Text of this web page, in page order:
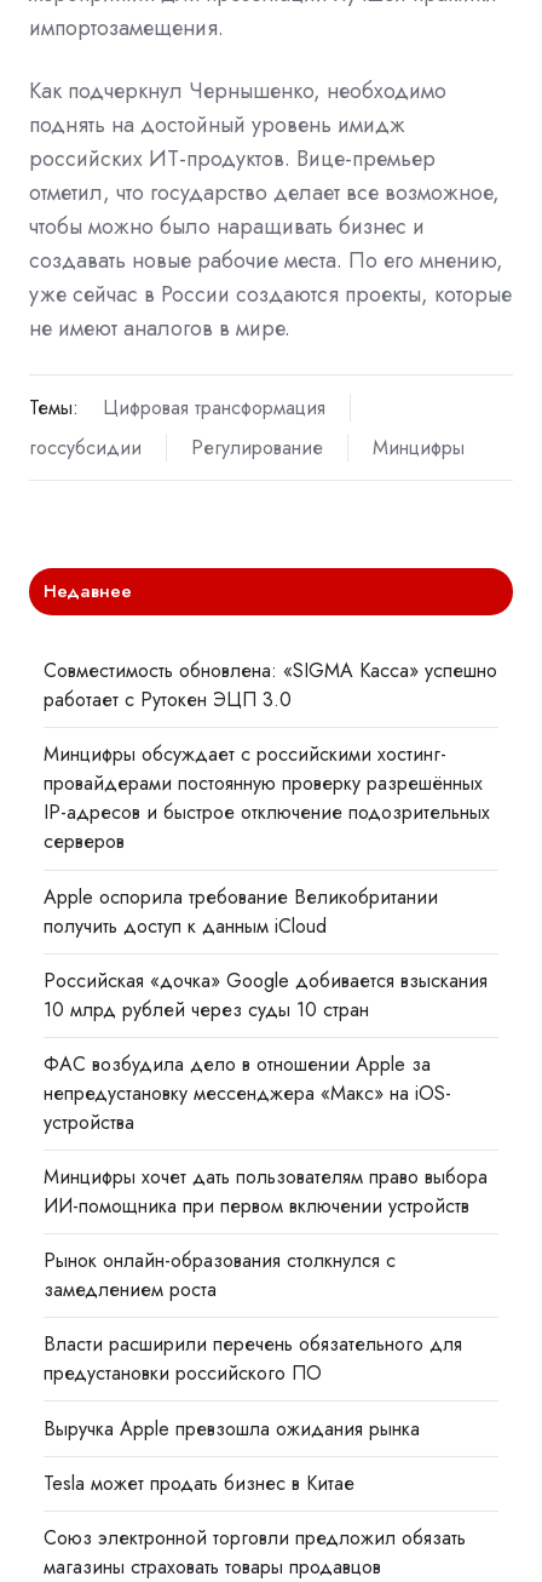
импортозамещения.
Как подчеркнул Чернышенко, необходимо
поднять на достойный уровень имидж
российских ИТ-продуктов. Вице-премьер
отметил, что государство делает все возможное,
чтобы можно было наращивать бизнес и
создавать новые рабочие места. По его мнению,
уже сейчас в России создаются проекты, которые
не имеют аналогов в мире.
Темы:
Цифровая трансформация
госсубсидии
Регулирование Минцифры
Недавнее
Совместимость обновлена: «SIGMA Касса» успешно
работает с Рутокен ЭЦП 3.0
Минцифры обсуждает с российскими хостинг-
провайдерами постоянную проверку разрешённых
IP-адресов и быстрое отключение подозрительных
серверов
Apple оспорила требование Великобритании
получить доступ к данным iCloud
Российская «дочка» Google добивается взыскания
10 млрд рублей через суды 10 стран
ФАС возбудила дело в отношении Apple за
непредустановку мессенджера «Макс» на iOS-
устройства
Минцифры хочет дать пользователям право выбора
ИИ-помощника при первом включении устройств
Рынок онлайн-образования столкнулся с
замедлением роста
Власти расширили перечень обязательного для
предустановки российского ПО
Выручка Apple превзошла ожидания рынка
Tesla может продать бизнес в Китае
Союз электронной торговли предложил обязать
магазины страховать товары продавцов